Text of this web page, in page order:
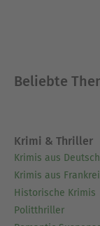
Beliebte
Krimi & Thriller
Krimis aus
Krimis aus
Historische Krimis
Politthriller